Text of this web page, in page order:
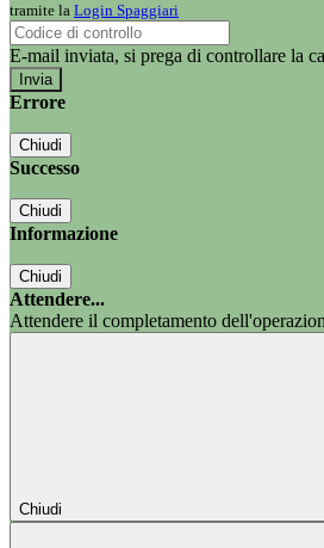
tramite la Login Spaggiari
E-mail inviata, si prega di controllare la
Errore
Chiudi
Successo
Chiudi
Informazione
Chiudi
Attendere...
Attendere il completamento
Chiudi